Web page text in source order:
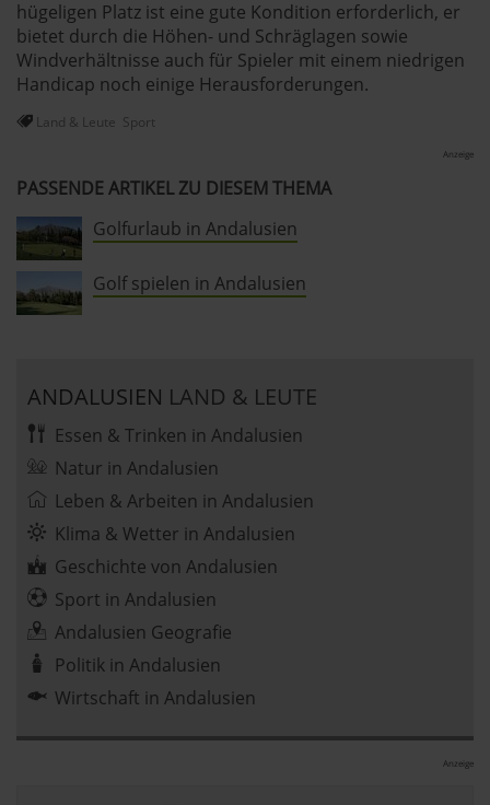
Abschnitt Einzelheiten fest.
andalusien360.de verwendet Cookies
Einige von ihnen sind notwendig, während andere nicht
den Einsatz der nicht notwendigen Cookies mit dem Klick
auf die Schaltfläche »Akzeptieren« einwilligen oder dich
per Klick auf »Anpassen« anders entscheiden. Die
Einwilligung umfasst alle vorausgewählten, bzw. von dir
ausgewählten Cookies. Du kannst diese Einstellungen
»Cookies«, »Marketing« und »Statistik«) erhältst du in
der Datenschutzerklärung.
hügeligen Platz ist eine gute Kondition erforderlich, er
bietet durch die Höhen- und Schräglagen sowie
Windverhältnisse auch für Spieler mit einem niedrigen
Handicap noch einige Herausforderungen.
Land & Leute Sport
Anzeige
PASSENDE ARTIKEL ZU DIESEM THEMA
Golfurlaub in Andalusien
Golf spielen in Andalusien
ANDALUSIEN LAND & LEUTE
Essen & Trinken in Andalusien
Natur in Andalusien
Leben & Arbeiten in Andalusien
Klima & Wetter in Andalusien
Geschichte von Andalusien
Sport in Andalusien
Andalusien Geografie
Politik in Andalusien
Wirtschaft in Andalusien
Anzeige